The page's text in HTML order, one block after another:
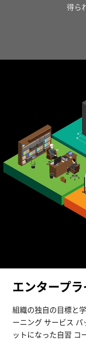
得ら
エンタープ
組織の独自の目標と
ーニング サービス
ットになった自習 コ